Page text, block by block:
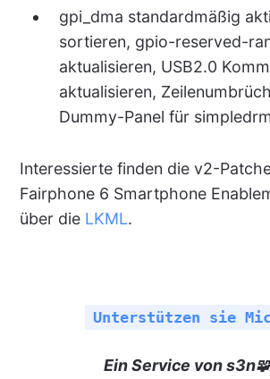
gpi_dma standardmäßig
sortieren, gpio-reserved-
aktualisieren, USB2.0
aktualisieren,
Dummy-Panel für
Interessierte finden die v2-
Fairphone 6 Smartphone
über die LKML.
Unterstützen sie
Ein Service von